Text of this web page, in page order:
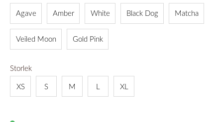
Agave
Amber White Black Dog Matcha
Veiled Moon Gold Pink
Storlek
XS
S M L XL